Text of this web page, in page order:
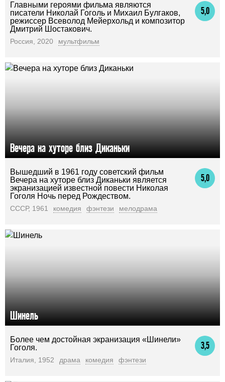
5,0
Главными героями фильма являются
писатели Николай Гоголь и Михаил Булгаков,
режиссер Всеволод Мейерхольд и композитор
Дмитрий Шостакович.
Россия, 2020 мультфильм
Вечера на хуторе близ Диканьки
5,0
Вышедший в 1961 году советский фильм
Вечера на хуторе близ Диканьки является
экранизацией известной повести Николая
Гоголя Ночь перед Рождеством.
СССР, 1961 комедия фэнтези мелодрама
Шинель
3,5
Более чем достойная экранизация «Шинели»
Гоголя.
Италия, 1952 драма комедия фэнтези